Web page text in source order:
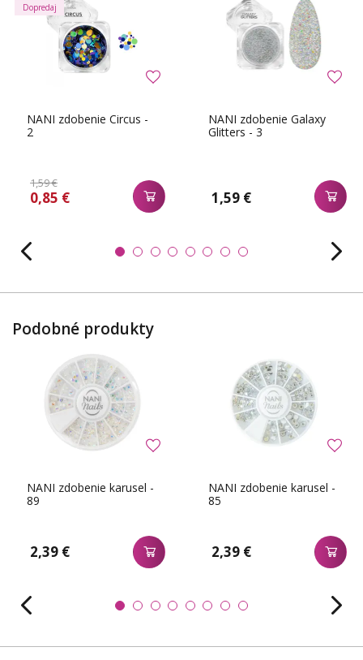
NANI zdobenie Circus -
2
1,59 €
0,85 €
Dopredaj
NANI zdobenie Galaxy
Glitters - 3
1,59 €
Podobné produkty
NANI zdobenie karusel -
89
2,39 €
NANI zdobenie karusel -
85
2,39 €